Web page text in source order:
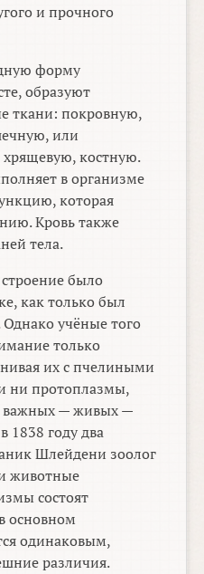
и прочного
форму
образуют
ткани: покровную,
или
костную.
в организме
которая
Кровь также
тела.
было
как только был
учёные того
только
их с пчелиными
ни протоплазмы,
важных — живых —
1838 году два
Шлейдени зоолог
животные
состоят
основном
одинаковым,
различия.